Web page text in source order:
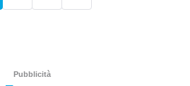
Pubblicità